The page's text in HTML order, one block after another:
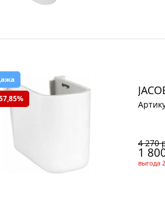
4 270
1
выгода